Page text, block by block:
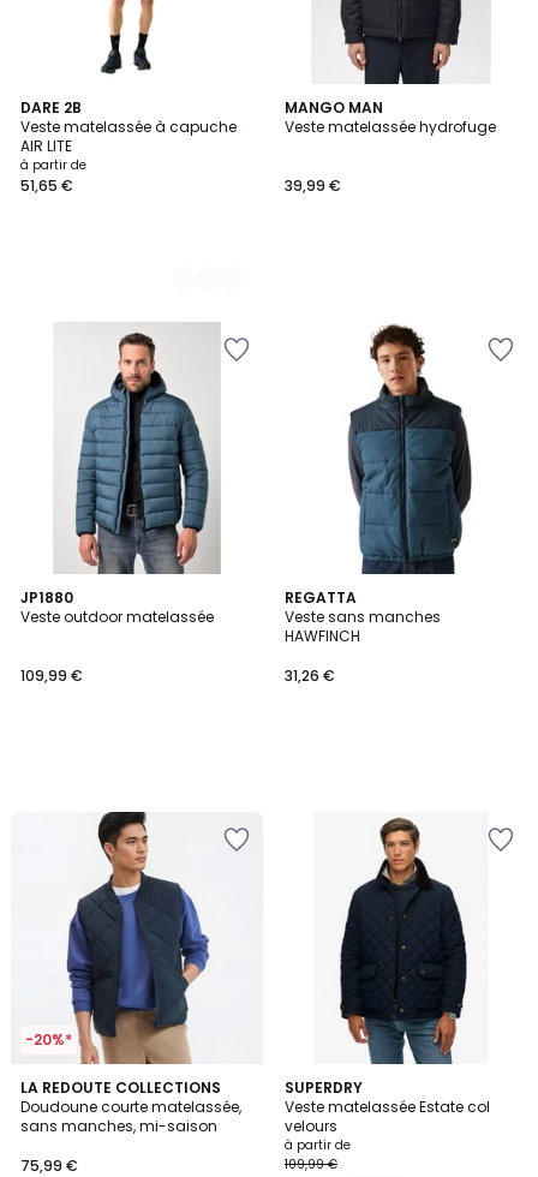
DARE 2B
Veste matelassée à capuche
AIR LITE
à partir de
51,65 €
4
Couleurs
MANGO MAN
Veste matelassée hydrofuge
39,99 €
JP1880
Veste outdoor matelassée
109,99 €
REGATTA
Veste sans manches
HAWFINCH
31,26 €
-20%*
LA REDOUTE COLLECTIONS
Doudoune courte matelassée,
sans manches, mi-saison
75,99 €
5
/
5
2
Couleurs
SUPERDRY
Veste matelassée Estate col
velours
à partir de
109,99 €
4,2
/ 5
3
Couleurs